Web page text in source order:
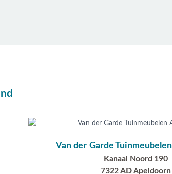
Van der Garde
Kanaal Noord 190
7322 AD Apeldoorn